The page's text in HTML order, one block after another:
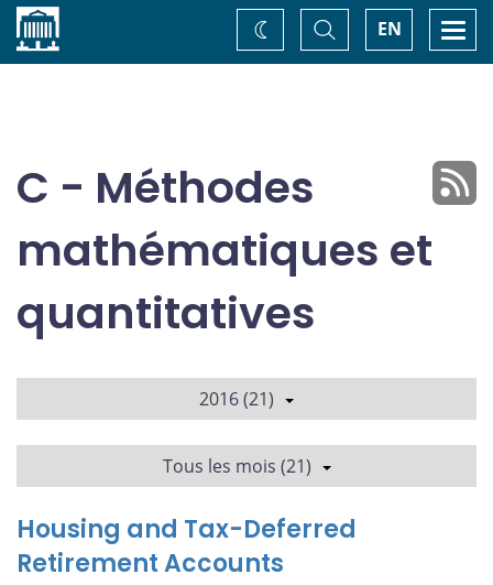
Accueil EN
Basculer
la
recherche
Changez
de
C - Méthodes
mathématiques et
quantitatives
2016 (21)
Tous les mois (21)
Housing and Tax-Deferred
Retirement Accounts